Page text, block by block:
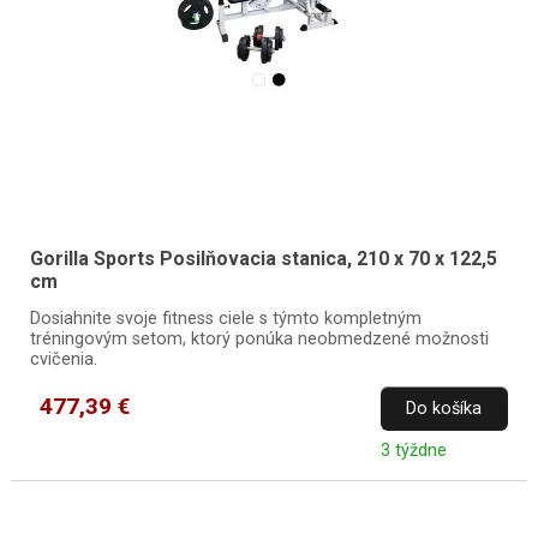
Gorilla Sports Posilňovacia stanica, 210 x 70 x 122,5
cm
Dosiahnite svoje fitness ciele s týmto kompletným
tréningovým setom, ktorý ponúka neobmedzené možnosti
cvičenia.
477,39 € Do košíka
3 týždne